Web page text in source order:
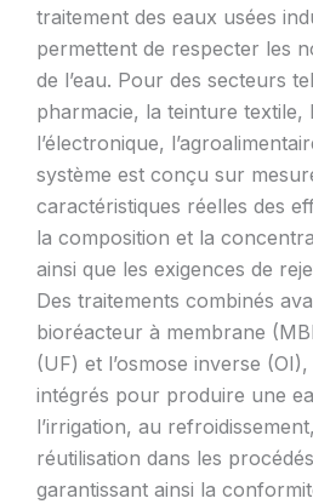
traitement des eaux usées
permettent de respecter les
de l’eau. Pour des secteurs
pharmacie, la teinture textile,
l’électronique,
système est conçu sur
caractéristiques réelles des
la composition et la
ainsi que les exigences de
Des traitements combinés
bioréacteur à membrane
(UF) et l’osmose inverse
intégrés pour produire une
l’irrigation, au
réutilisation dans les
garantissant ainsi la